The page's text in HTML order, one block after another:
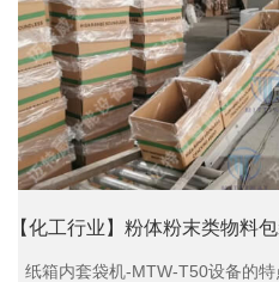
【化工行业】粉体粉末类物料
纸箱内套袋机-MTW-T50设备的特